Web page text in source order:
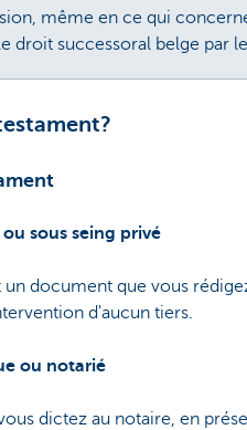
même en ce qui
droit successoral belge par
sous seing privé
document que vous
d'aucun tiers.
ou notarié
dictez au notaire, en